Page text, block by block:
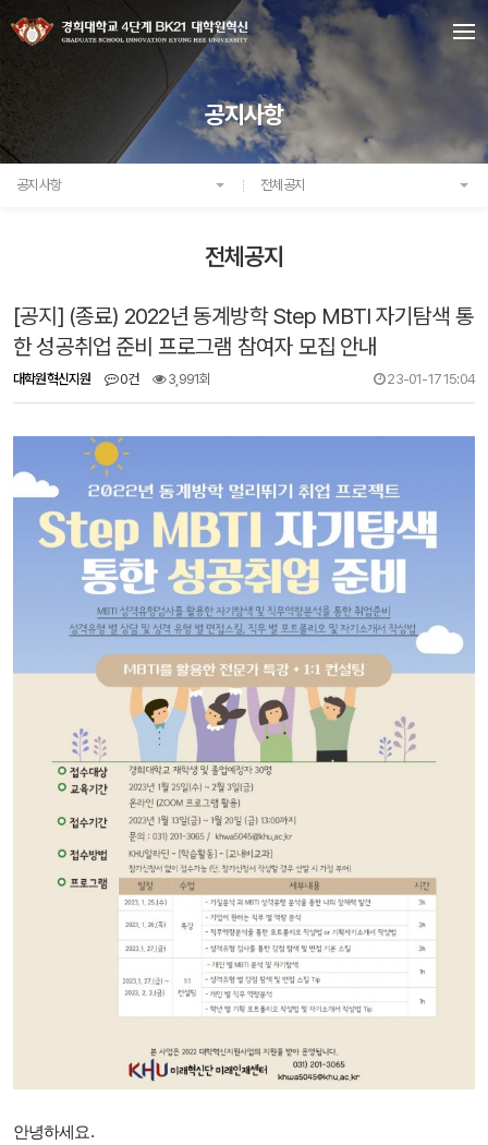
공지사항
공지사항 전체공지
전체공지
[공지] (종료) 2022년 동계방학 Step MBTI 자기탐색 통
한 성공취업 준비 프로그램 참여자 모집 안내
대학원혁신지원 0건 3,991회 23-01-17 15:04
안녕하세요.